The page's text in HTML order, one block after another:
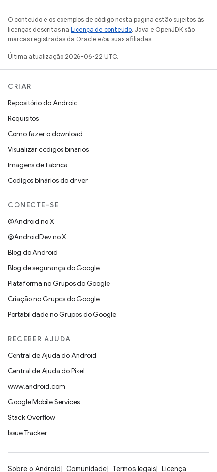
O conteúdo e os exemplos de código nesta página estão sujeitos às
licenças descritas na Licença de conteúdo. Java e OpenJDK são
marcas registradas da Oracle e/ou suas afiliadas.
Última atualização 2026-06-22 UTC.
CRIAR
Repositório do Android
Requisitos
Como fazer o download
Visualizar códigos binários
Imagens de fábrica
Códigos binários do driver
CONECTE-SE
@Android no X
@AndroidDev no X
Blog do Android
Blog de segurança do Google
Plataforma no Grupos do Google
Criação no Grupos do Google
Portabilidade no Grupos do Google
RECEBER AJUDA
Central de Ajuda do Android
Central de Ajuda do Pixel
www.android.com
Google Mobile Services
Stack Overflow
Issue Tracker
Sobre o Android Comunidade Termos legais Licença